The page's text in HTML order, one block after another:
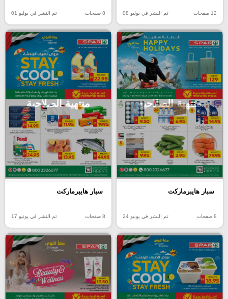
12 صفحات تم النشر في يوليو 08 8 صفحات تم النشر في يوليو 01
منتهية الصلاحية
سبار هايبرماركت
8 صفحات تم النشر في يونيو 24
منتهية الصلاحية
سبار هايبرماركت
8 صفحات تم النشر في يونيو 17